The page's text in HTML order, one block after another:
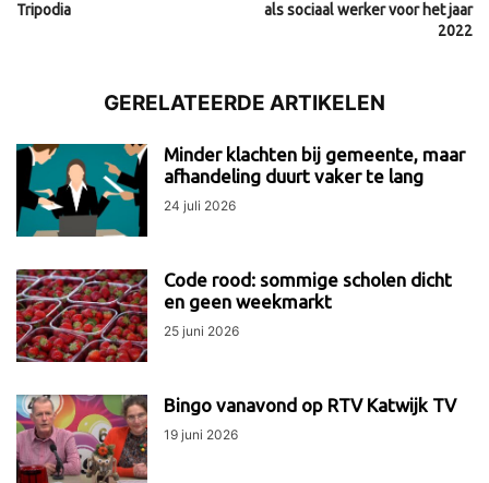
Tripodia
als sociaal werker voor het jaar
2022
GERELATEERDE ARTIKELEN
Minder klachten bij gemeente, maar
afhandeling duurt vaker te lang
24 juli 2026
Code rood: sommige scholen dicht
en geen weekmarkt
25 juni 2026
Bingo vanavond op RTV Katwijk TV
19 juni 2026